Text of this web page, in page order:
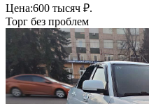
Цена:600 тысяч ₽.
Торг без проблем